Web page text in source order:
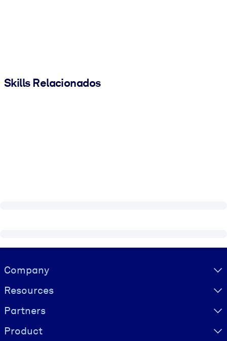
Skills Relacionados
Visually hidden Text
Company
Resources
Partners
Product